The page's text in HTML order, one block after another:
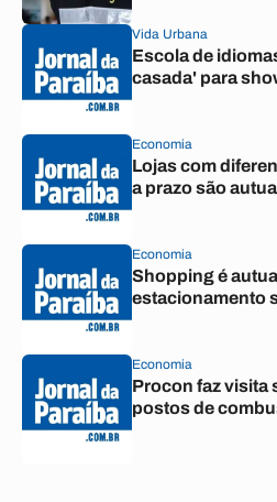
Vida Urbana
Escola de
casada' para
Economia
Lojas com
a prazo são
Economia
Shopping é
estacionamento
Economia
Procon faz visita
postos de